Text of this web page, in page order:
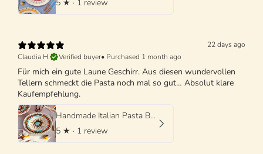
5 ★ · 1 review
22 days ago
Claudia H.
Verified buyer• Purchased 1 month ago
Für mich ein gute Laune Geschirr. Aus diesen wundervollen
Tellern schmeckt die Pasta noch mal so gut… Absolut klare
Kaufempfehlung.
Handmade Italian Pasta Bowl 25 cm | Cappello di Prete
5 ★ · 1 review